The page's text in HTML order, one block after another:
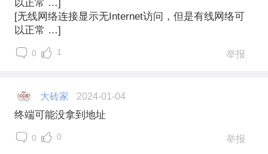
以正常 …]
[无线网络连接显示无Internet访问，但是有线网络可
以正常 …]
0 1 举报
大砖家 2024-01-04
终端可能没拿到地址
0 0 举报